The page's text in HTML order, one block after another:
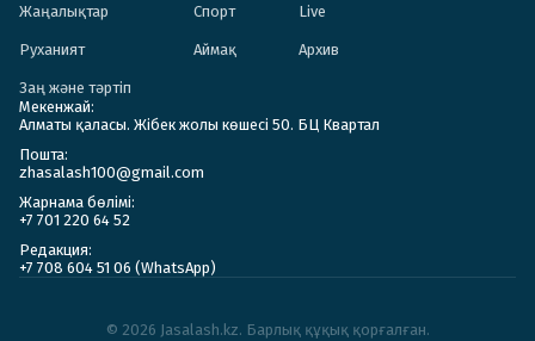
Жаңалықтар Спорт Live
Руханият Аймақ Архив
Заң және тәртіп
Мекенжай:
Алматы қаласы. Жібек жолы көшесі 50. БЦ Квартал
Пошта:
zhasalash100@gmail.com
Жарнама бөлімі:
+7 701 220 64 52
Редакция:
+7 708 604 51 06 (WhatsApp)
© 2026 Jasalash.kz. Барлық құқық қорғалған.